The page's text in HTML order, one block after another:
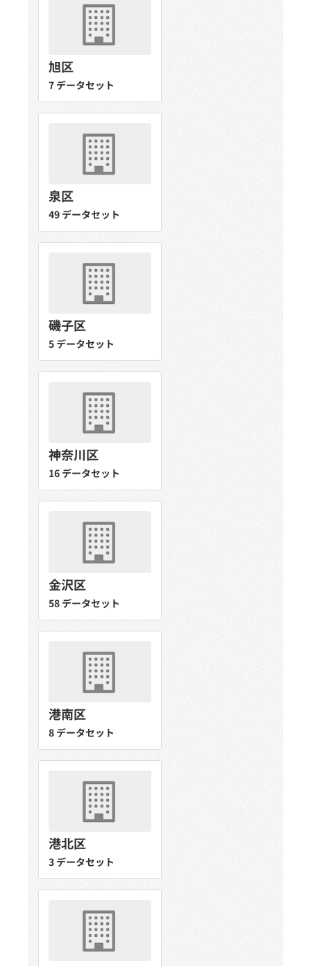
旭区
7 データセット
泉区
49 データセット
磯子区
5 データセット
神奈川区
16 データセット
金沢区
58 データセット
港南区
8 データセット
港北区
3 データセット